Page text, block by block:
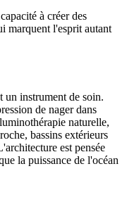
à créer des
marquent l'esprit autant
un instrument de soin.
de nager dans
naturelle,
bassins extérieurs
est pensée
la puissance de l'océan